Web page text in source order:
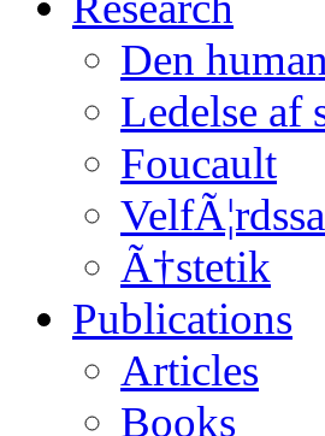
Den
Ledelse af
Foucault
Ã†stetik
Publications
Articles
Books